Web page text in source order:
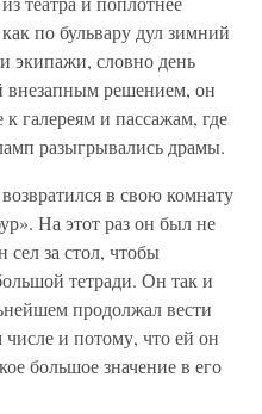
по бульвару дул зимний
экипажи, словно день
внезапным решением, он
галереям и пассажам, где
разыгрывались драмы.
в свою комнату
На этот раз он был не
сел за стол, чтобы
тетради. Он так и
продолжал вести
и потому, что ей он
большое значение в его